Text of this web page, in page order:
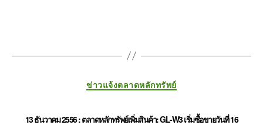
ข่าวแจ้งตลาดหลักทรัพย์
13 ธันวาคม 2556 : ตลาดหลักทรัพย์เพิ่มสินค้า: GL-W3 เริ่มซื้อขายวันที่ 16